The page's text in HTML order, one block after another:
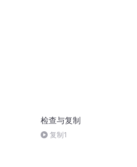
检查与复制
复制1